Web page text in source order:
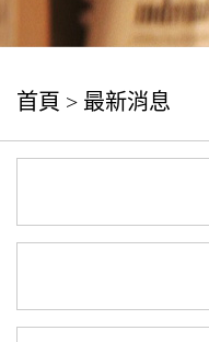
首頁 > 最新消息